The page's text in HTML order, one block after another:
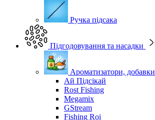
Ручка підсака
Підгодовування та насадки
Ароматизатори, добавки
Ай Підсікай
Rost Fishing
Megamix
GStream
Fishing Roi